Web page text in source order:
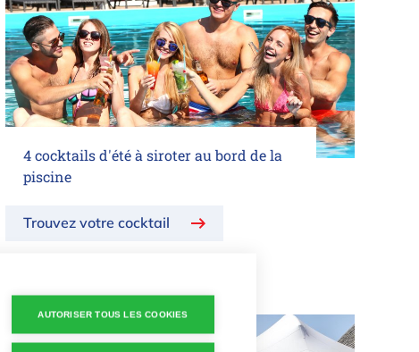
4 cocktails d'été à siroter au bord de la
piscine
Trouvez votre cocktail
AUTORISER TOUS LES COOKIES